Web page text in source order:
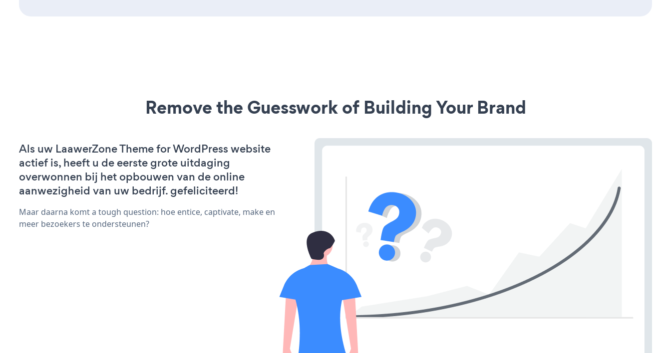
Remove the Guesswork of Building Your Brand
Als uw LaawerZone Theme for WordPress website
actief is, heeft u de eerste grote uitdaging
overwonnen bij het opbouwen van de online
aanwezigheid van uw bedrijf. gefeliciteerd!
Maar daarna komt a tough question: hoe entice, captivate, make en
meer bezoekers te ondersteunen?